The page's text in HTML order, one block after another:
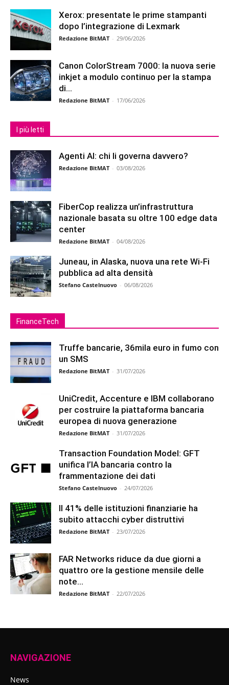
Xerox: presentate le prime stampanti
dopo l’integrazione di Lexmark
Redazione BitMAT - 29/06/2026
Canon ColorStream 7000: la nuova serie
inkjet a modulo continuo per la stampa
di...
Redazione BitMAT - 17/06/2026
I più letti
Agenti AI: chi li governa davvero?
Redazione BitMAT - 03/08/2026
FiberCop realizza un’infrastruttura
nazionale basata su oltre 100 edge data
center
Redazione BitMAT - 04/08/2026
Juneau, in Alaska, nuova una rete Wi-Fi
pubblica ad alta densità
Stefano Castelnuovo - 06/08/2026
FinanceTech
Truffe bancarie, 36mila euro in fumo con
un SMS
Redazione BitMAT - 31/07/2026
UniCredit, Accenture e IBM collaborano
per costruire la piattaforma bancaria
europea di nuova generazione
Redazione BitMAT - 31/07/2026
Transaction Foundation Model: GFT
unifica l’IA bancaria contro la
frammentazione dei dati
Stefano Castelnuovo - 24/07/2026
Il 41% delle istituzioni finanziarie ha
subito attacchi cyber distruttivi
Redazione BitMAT - 23/07/2026
FAR Networks riduce da due giorni a
quattro ore la gestione mensile delle
note...
Redazione BitMAT - 22/07/2026
NAVIGAZIONE
News